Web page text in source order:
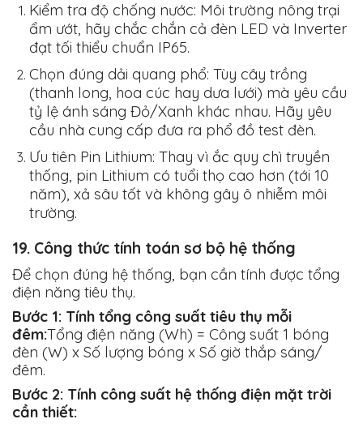
Kiểm tra độ chống nước: Môi trường nông trại
ẩm ướt, hãy chắc chắn cả đèn LED và Inverter
đạt tối thiểu chuẩn IP65.
Chọn đúng dải quang phổ: Tùy cây trồng
(thanh long, hoa cúc hay dưa lưới) mà yêu cầu
tỷ lệ ánh sáng Đỏ/Xanh khác nhau. Hãy yêu
cầu nhà cung cấp đưa ra phổ đồ test đèn.
Ưu tiên Pin Lithium: Thay vì ắc quy chì truyền
thống, pin Lithium có tuổi thọ cao hơn (tới 10
năm), xả sâu tốt và không gây ô nhiễm môi
trường.
19. Công thức tính toán sơ bộ hệ thống
Để chọn đúng hệ thống, bạn cần tính được tổng
điện năng tiêu thụ.
Bước 1: Tính tổng công suất tiêu thụ mỗi
đêm:Tổng điện năng (Wh) = Công suất 1 bóng
đèn (W) x Số lượng bóng x Số giờ thắp sáng/
đêm.
Bước 2: Tính công suất hệ thống điện mặt trời
cần thiết: